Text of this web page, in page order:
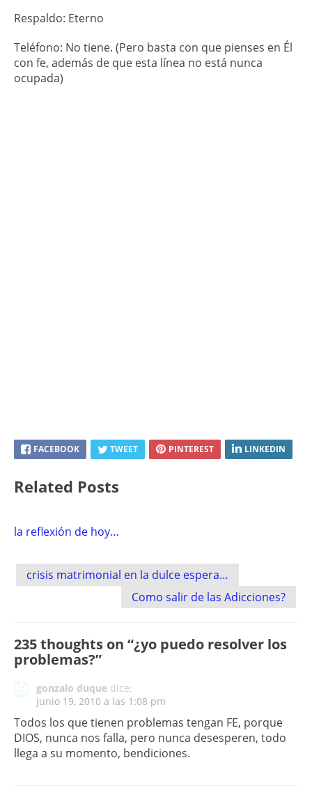
Respaldo: Eterno
Teléfono: No tiene. (Pero basta con que pienses en Él
con fe, además de que esta línea no está nunca
ocupada)
FACEBOOK TWEET PINTEREST LINKEDIN
Related Posts
la reflexión de hoy…
Post
navigation
crisis matrimonial en la dulce espera…
Como salir de las Adicciones?
235 thoughts on “¿yo puedo resolver los
problemas?”
gonzalo duque dice:
junio 19, 2010 a las 1:08 pm
Todos los que tienen problemas tengan FE, porque
DIOS, nunca nos falla, pero nunca desesperen, todo
llega a su momento, bendiciones.